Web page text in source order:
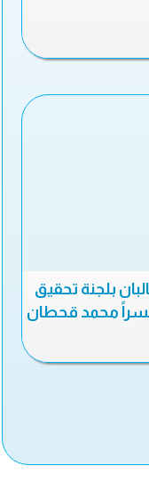
بلجنة تحقيق
محمد قحطان